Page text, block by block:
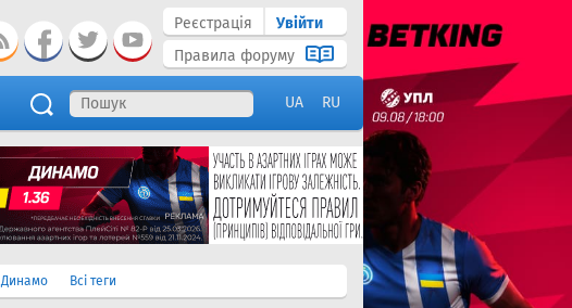
Реєстрація
Увійти
Правила форуму
UA RU
Динамо Всі теги